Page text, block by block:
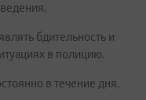
бдительность и
в полицию.
в течение дня.